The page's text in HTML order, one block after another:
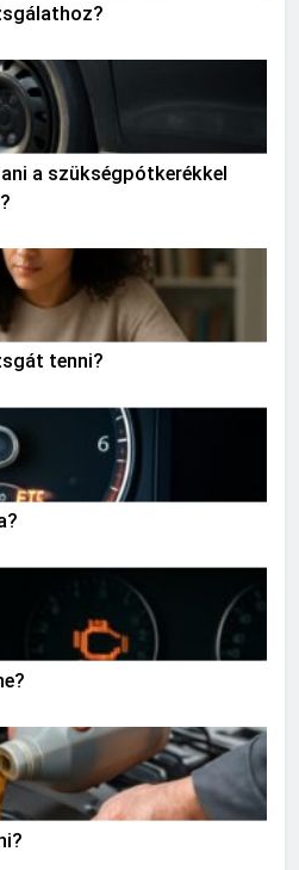
a szükségpótkerékkel
tenni?